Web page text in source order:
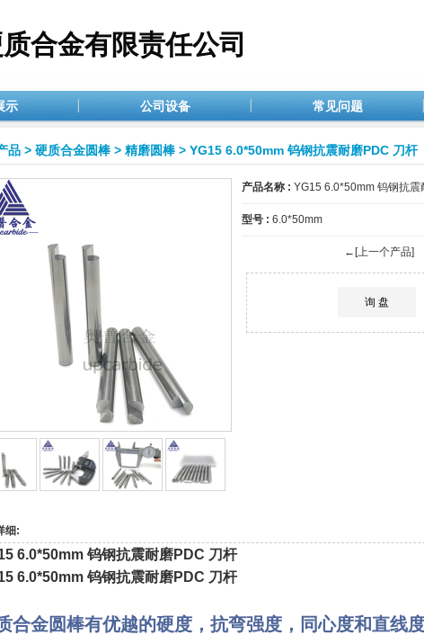
合金有限责任公司
示 公司设备 常见问题
品 > 硬质合金圆棒 > 精磨圆棒 > YG15 6.0*50mm 钨钢抗震耐磨PDC 刀杆
产品名称 : YG15 6.0*50mm 钨钢抗震
型号 : 6.0*50mm
←[上一个产品]
询 盘
细:
6.0*50mm 钨钢抗震耐磨PDC 刀杆
6.0*50mm 钨钢抗震耐磨PDC 刀杆
合金圆棒有优越的硬度，抗弯强度，同心度和直线度